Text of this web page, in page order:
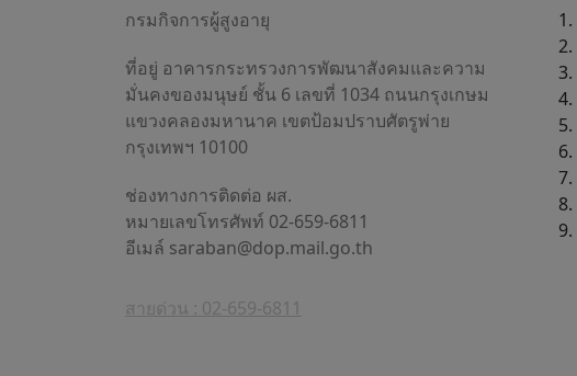
กรมกิจการผู้สูงอายุ
ที่อยู่ อาคารกระทรวงการพัฒนาสังคมและความ
มั่นคงของมนุษย์ ชั้น 6 เลขที่ 1034 ถนนกรุงเกษม
แขวงคลองมหานาค เขตป้อมปราบศัตรูพ่าย
กรุงเทพฯ 10100
ช่องทางการติดต่อ ผส.
หมายเลขโทรศัพท์ 02-659-6811
อีเมล์ saraban@dop.mail.go.th
สายด่วน : 02-659-6811